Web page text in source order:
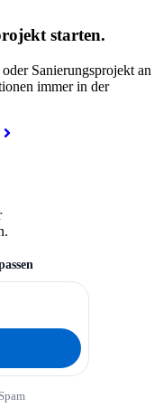
starten.
Sanierungsprojekt an
immer in der